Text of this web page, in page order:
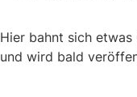
Hier bahnt sich
und wird bald